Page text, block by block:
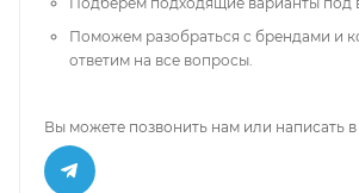
Поможем разобраться с брендами и
ответим на все вопросы.
Вы можете позвонить нам или написать в